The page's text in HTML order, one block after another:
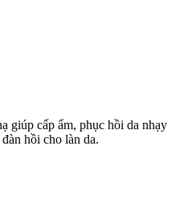
giúp cấp ẩm, phục hồi da nhạy
hồi cho làn da.